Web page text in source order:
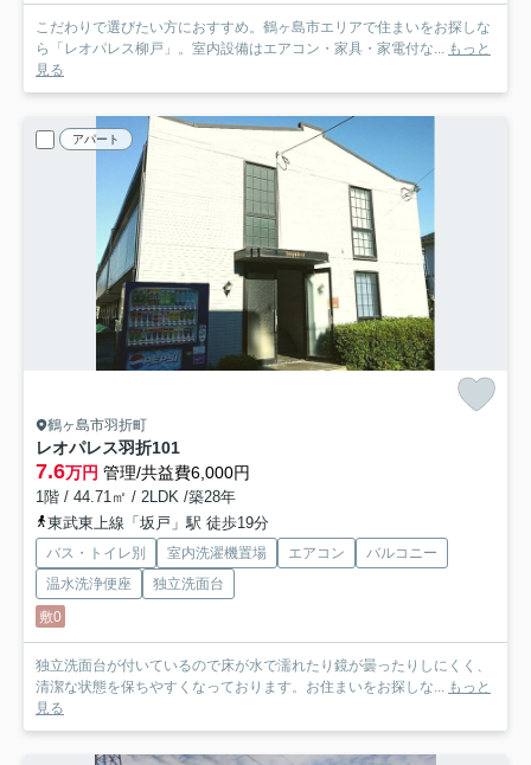
こだわりで選びたい方におすすめ。鶴ヶ島市エリアで住まいをお探しな
ら「レオパレス柳戸」。室内設備はエアコン・家具・家電付な... もっと
見る
アパート
鶴ヶ島市羽折町
レオパレス羽折101
7.6万円 管理/共益費6,000円
1階 / 44.71㎡ / 2LDK /築28年
東武東上線「坂戸」駅 徒歩19分
バス・トイレ別 室内洗濯機置場 エアコン
バルコニー
温水洗浄便座
独立洗面台
敷0
独立洗面台が付いているので床が水で濡れたり鏡が曇ったりしにくく、
清潔な状態を保ちやすくなっております。お住まいをお探しな... もっと
見る